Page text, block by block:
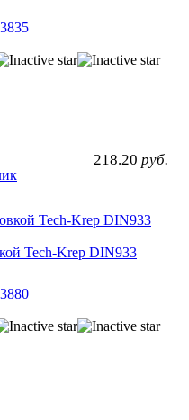
218.20 руб.
Tech-Krep DIN933